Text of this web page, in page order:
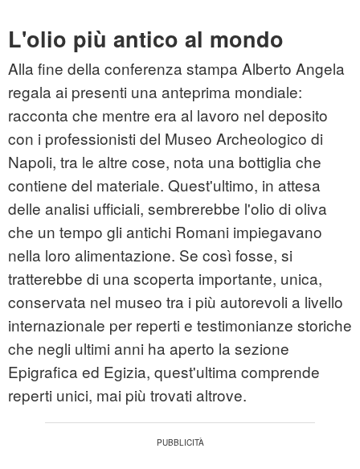
L'olio più antico al mondo
Alla fine della conferenza stampa Alberto Angela
regala ai presenti una anteprima mondiale:
racconta che mentre era al lavoro nel deposito
con i professionisti del Museo Archeologico di
Napoli, tra le altre cose, nota una bottiglia che
contiene del materiale. Quest'ultimo, in attesa
delle analisi ufficiali, sembrerebbe l'olio di oliva
che un tempo gli antichi Romani impiegavano
nella loro alimentazione. Se così fosse, si
tratterebbe di una scoperta importante, unica,
conservata nel museo tra i più autorevoli a livello
internazionale per reperti e testimonianze storiche
che negli ultimi anni ha aperto la sezione
Epigrafica ed Egizia, quest'ultima comprende
reperti unici, mai più trovati altrove.